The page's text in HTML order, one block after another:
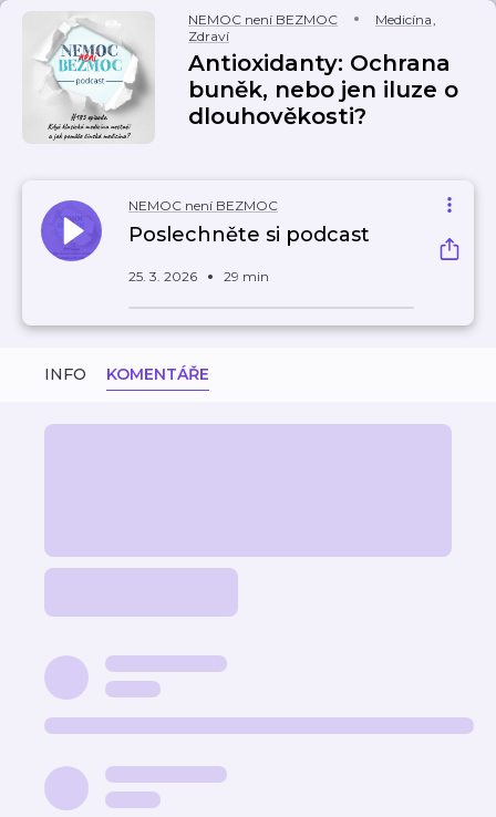
NEMOC není BEZMOC Medicína,
Zdraví
Antioxidanty: Ochrana
buněk, nebo jen iluze o
dlouhověkosti?
NEMOC není BEZMOC
Poslechněte si podcast
25. 3. 2026 29 min
INFO KOMENTÁŘE